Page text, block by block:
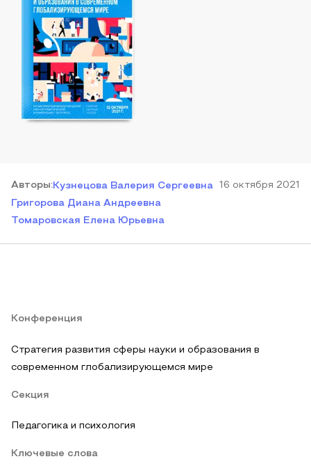
Авторы:Кузнецова Валерия Сергеевна
Григорова Диана Андреевна
Томаровская Елена Юрьевна
16 октября 2021
Конференция
Стратегия развития сферы науки и образования в
современном глобализирующемся мире
Секция
Педагогика и психология
Ключевые слова